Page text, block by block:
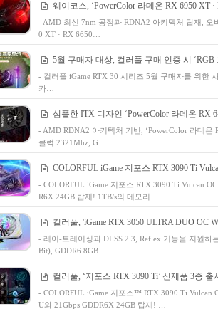
웨이코스, ‘PowerColor 라데온 RX 6950 XT
- AMD 최신 7nm 공정과 RDNA2 아키텍처 탑재, 오
0 XT · RX 6650…
5월 구매자 대상, 컬러풀 구매 인증 시
- 컬러풀 iGame RTX 30 시리즈 5월 구매자를 위한
카…
심플한 ITX 디자인 ‘PowerColor 라데온 RX
- AMD RDNA2 아키텍처 기반, ‘PowerColor 라데
클럭 2321Mhz, G…
COLORFUL iGame 지포스 RTX 3090 Ti
- COLORFUL iGame 지포스 RTX 3090 Ti Vulcan
R6X 24GB 탑재! 1TB/s의 메모리 …
컬러풀, 'iGame RTX 3050 ULTRA DUO OC
- 레이-트레이싱과 DLSS 2.3, Reflex 기능을 지원하
Bit), GDDR6 8GB …
컬러풀, ‘지포스 RTX 3090 Ti’ 신제품 3종 출
- COLORFUL iGame 지포스™ RTX 3090 Ti Vulcan
U와 21Gbps GDDR6X 24GB 탑재! …